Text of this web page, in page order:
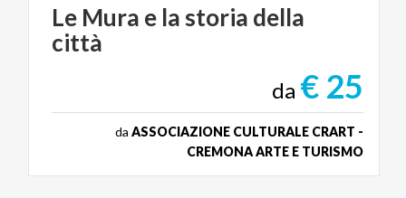
Le Mura e la storia della
città
da € 25
da ASSOCIAZIONE CULTURALE CRART -
CREMONA ARTE E TURISMO